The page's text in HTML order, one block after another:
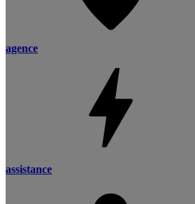
agence
assistance